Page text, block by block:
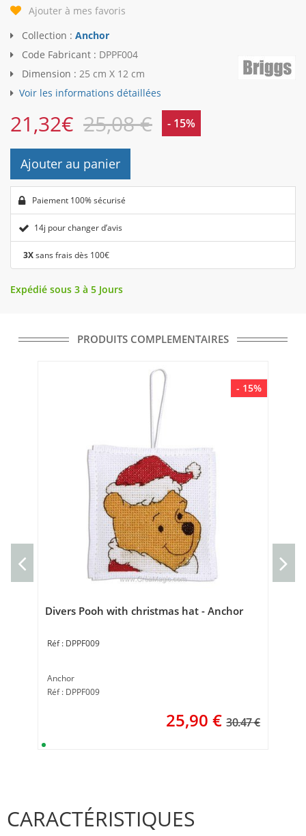
Ajouter à mes favoris
Collection : Anchor
Code Fabricant : DPPF004
Dimension : 25 cm X 12 cm
Voir les informations détaillées
21,32€ 25,08 € - 15%
Ajouter au panier
Paiement 100% sécurisé
14j pour changer d’avis
3Xsans frais dès 100€
Expédié sous 3 à 5 Jours
PRODUITS COMPLEMENTAIRES
- 15%
Divers Pooh with christmas hat - Anchor
DPPF009
Anchor
Réf : DPPF009
25,90 € 30.47 €
CARACTÉRISTIQUES